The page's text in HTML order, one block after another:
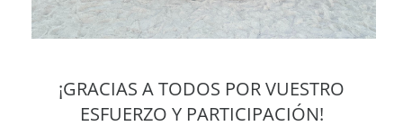
¡GRACIAS A TODOS POR VUESTRO
ESFUERZO Y PARTICIPACIÓN!